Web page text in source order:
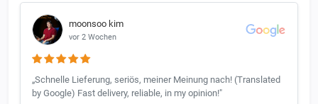
moonsoo kim
vor 2 Wochen
„Schnelle Lieferung, seriös, meiner Meinung nach! (Translated
by Google) Fast delivery, reliable, in my opinion!"